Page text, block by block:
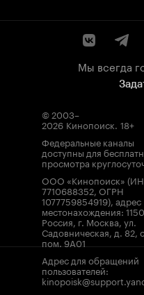
Мы всегда
© 2003–
2026 Кинопоиск. 18+
Федеральные каналы
доступны для
просмотра
ООО «Кинопоиск»
7710688352, ОГРН
1077759854919), адрес
местонахождения:
Россия, г. Москва, ул.
Садовническая, д. 82,
пом. 9А01
Адрес для обращений
пользователей: